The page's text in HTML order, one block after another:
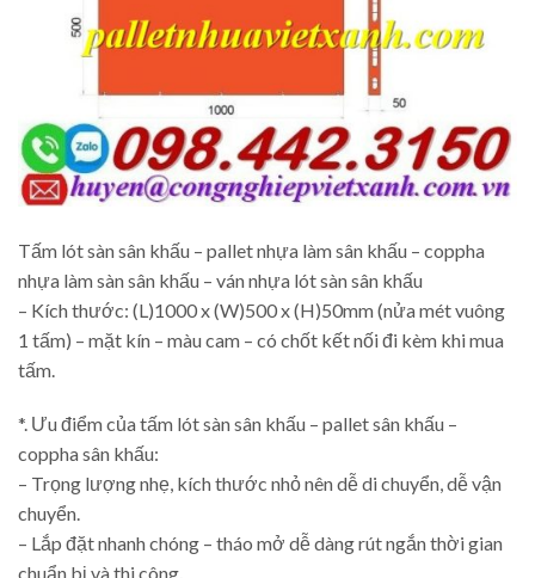
Tấm lót sàn sân khấu – pallet nhựa làm sân khấu – coppha
nhựa làm sàn sân khấu – ván nhựa lót sàn sân khấu
– Kích thước: (L)1000 x (W)500 x (H)50mm (nửa mét vuông
1 tấm) – mặt kín – màu cam – có chốt kết nối đi kèm khi mua
tấm.
*. Ưu điểm của tấm lót sàn sân khấu – pallet sân khấu –
coppha sân khấu:
– Trọng lượng nhẹ, kích thước nhỏ nên dễ di chuyển, dễ vận
chuyển.
– Lắp đặt nhanh chóng – tháo mở dễ dàng rút ngắn thời gian
chuẩn bị và thi công.